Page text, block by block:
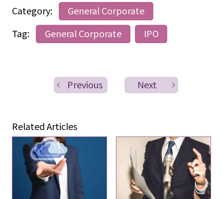
Category:
General Corporate
Tag:
General Corporate IPO
Previous Next
Related Articles